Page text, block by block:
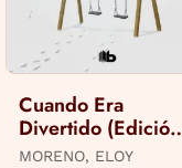
Cuando Era
Divertido (Edición
Limitada · Verano)
MORENO, ELOY